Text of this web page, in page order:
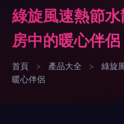
綠旋風速熱節
房中的暖心伴侶
首頁 > 產品大全 >
綠旋
暖心伴侶